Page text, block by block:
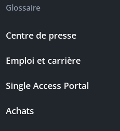
Glossaire
Centre de presse
Emploi et carrière
Single Access Portal
Achats